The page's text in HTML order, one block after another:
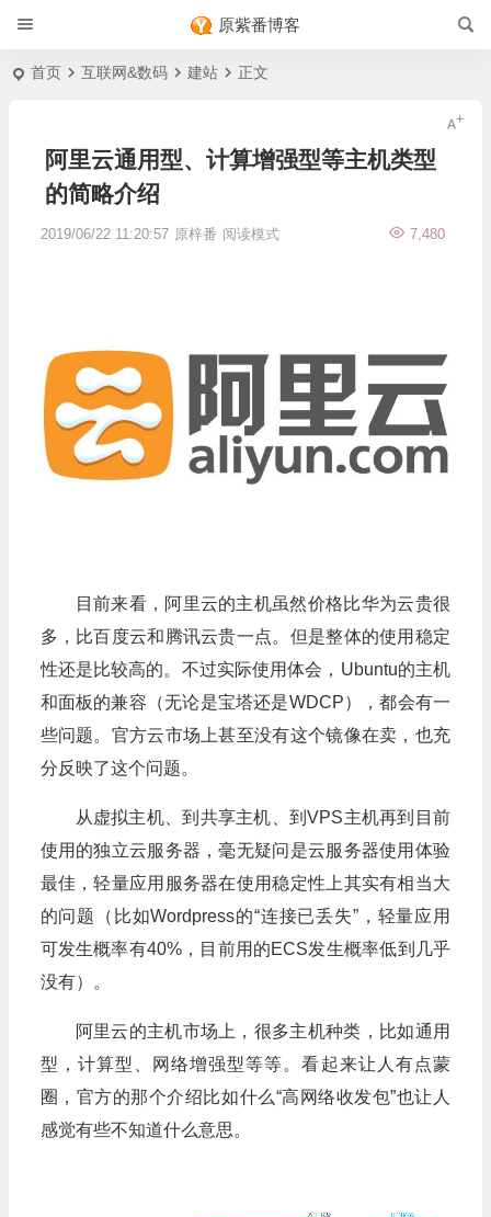
原紫番博客
首页 互联网&数码 建站 正文
阿里云通用型、计算增强型等主机类型
的简略介绍
2019/06/22 11:20:57 原梓番 7,480
阅读模式
目前来看，阿里云的主机虽然价格比华为云贵很
多，比百度云和腾讯云贵一点。但是整体的使用稳定
性还是比较高的。不过实际使用体会，Ubuntu的主机
和面板的兼容（无论是宝塔还是WDCP），都会有一
些问题。官方云市场上甚至没有这个镜像在卖，也充
分反映了这个问题。
从虚拟主机、到共享主机、到VPS主机再到目前
使用的独立云服务器，毫无疑问是云服务器使用体验
最佳，轻量应用服务器在使用稳定性上其实有相当大
的问题（比如Wordpress的“连接已丢失”，轻量应用
可发生概率有40%，目前用的ECS发生概率低到几乎
没有）。
阿里云的主机市场上，很多主机种类，比如通用
型，计算型、网络增强型等等。看起来让人有点蒙
圈，官方的那个介绍比如什么“高网络收发包”也让人
感觉有些不知道什么意思。